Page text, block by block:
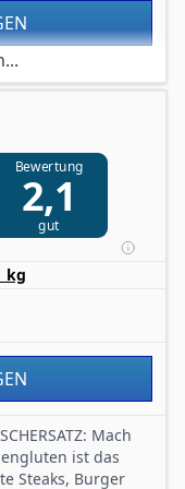
Bewertung
2,1
gut
kg
Mach
ist das
Steaks, Burger